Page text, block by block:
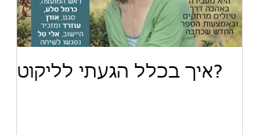
איך בכלל הגעתי לליקוט?